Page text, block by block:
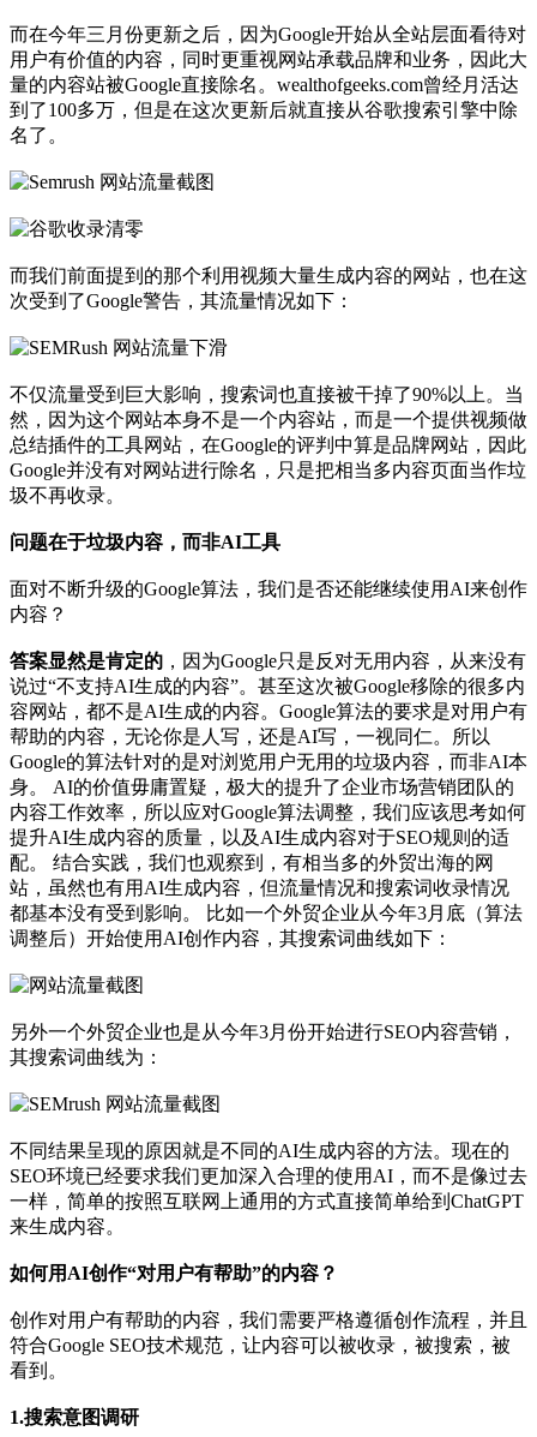
而在今年三月份更新之后，因为Google开始从全站层面看待对
用户有价值的内容，同时更重视网站承载品牌和业务，因此大
量的内容站被Google直接除名。wealthofgeeks.com曾经月活达
到了100多万，但是在这次更新后就直接从谷歌搜索引擎中除
名了。
而我们前面提到的那个利用视频大量生成内容的网站，也在这
次受到了Google警告，其流量情况如下：
不仅流量受到巨大影响，搜索词也直接被干掉了90%以上。当
然，因为这个网站本身不是一个内容站，而是一个提供视频做
总结插件的工具网站，在Google的评判中算是品牌网站，因此
Google并没有对网站进行除名，只是把相当多内容页面当作垃
圾不再收录。
问题在于垃圾内容，而非AI工具
面对不断升级的Google算法，我们是否还能继续使用AI来创作
内容？
答案显然是肯定的 ，因为Google只是反对无用内容，从来没有
说过“不支持AI生成的内容”。甚至这次被Google移除的很多内
容网站，都不是AI生成的内容。Google算法的要求是对用户有
帮助的内容，无论你是人写，还是AI写，一视同仁。所以
Google的算法针对的是对浏览用户无用的垃圾内容，而非AI本
身。 AI的价值毋庸置疑，极大的提升了企业市场营销团队的
内容工作效率，所以应对Google算法调整，我们应该思考如何
提升AI生成内容的质量，以及AI生成内容对于SEO规则的适
配。 结合实践，我们也观察到，有相当多的外贸出海的网
站，虽然也有用AI生成内容，但流量情况和搜索词收录情况
都基本没有受到影响。 比如一个外贸企业从今年3月底（算法
调整后）开始使用AI创作内容，其搜索词曲线如下：
另外一个外贸企业也是从今年3月份开始进行SEO内容营销，
其搜索词曲线为：
不同结果呈现的原因就是不同的AI生成内容的方法。现在的
SEO环境已经要求我们更加深入合理的使用AI，而不是像过去
一样，简单的按照互联网上通用的方式直接简单给到ChatGPT
来生成内容。
如何用AI创作“对用户有帮助”的内容？
创作对用户有帮助的内容，我们需要严格遵循创作流程，并且
符合Google SEO技术规范，让内容可以被收录，被搜索，被
看到。
1.搜索意图调研